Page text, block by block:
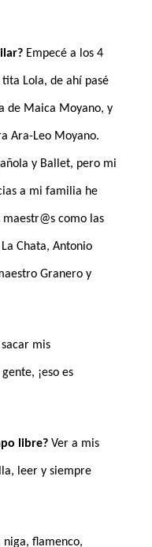
Empecé a los 4
Lola, de ahí pasé
de Maica Moyano, y
Ara-Leo Moyano.
y Ballet, pero mi
a mi familia he
como las
Chata, Antonio
Granero y
sacar mis
¡eso es
libre? Ver a mis
leer y siempre
niga, flamenco,